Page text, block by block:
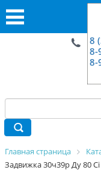
8
8-
8-
Главная страница
Задвижка 30ч39р Ду 80